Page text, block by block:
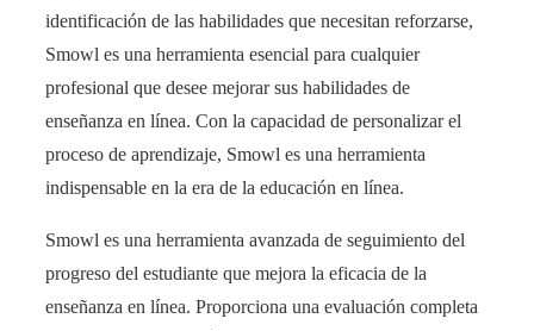
identificación de las habilidades que necesitan reforzarse,
Smowl es una herramienta esencial para cualquier
profesional que desee mejorar sus habilidades de
enseñanza en línea. Con la capacidad de personalizar el
proceso de aprendizaje, Smowl es una herramienta
indispensable en la era de la educación en línea.
Smowl es una herramienta avanzada de seguimiento del
progreso del estudiante que mejora la eficacia de la
enseñanza en línea. Proporciona una evaluación completa